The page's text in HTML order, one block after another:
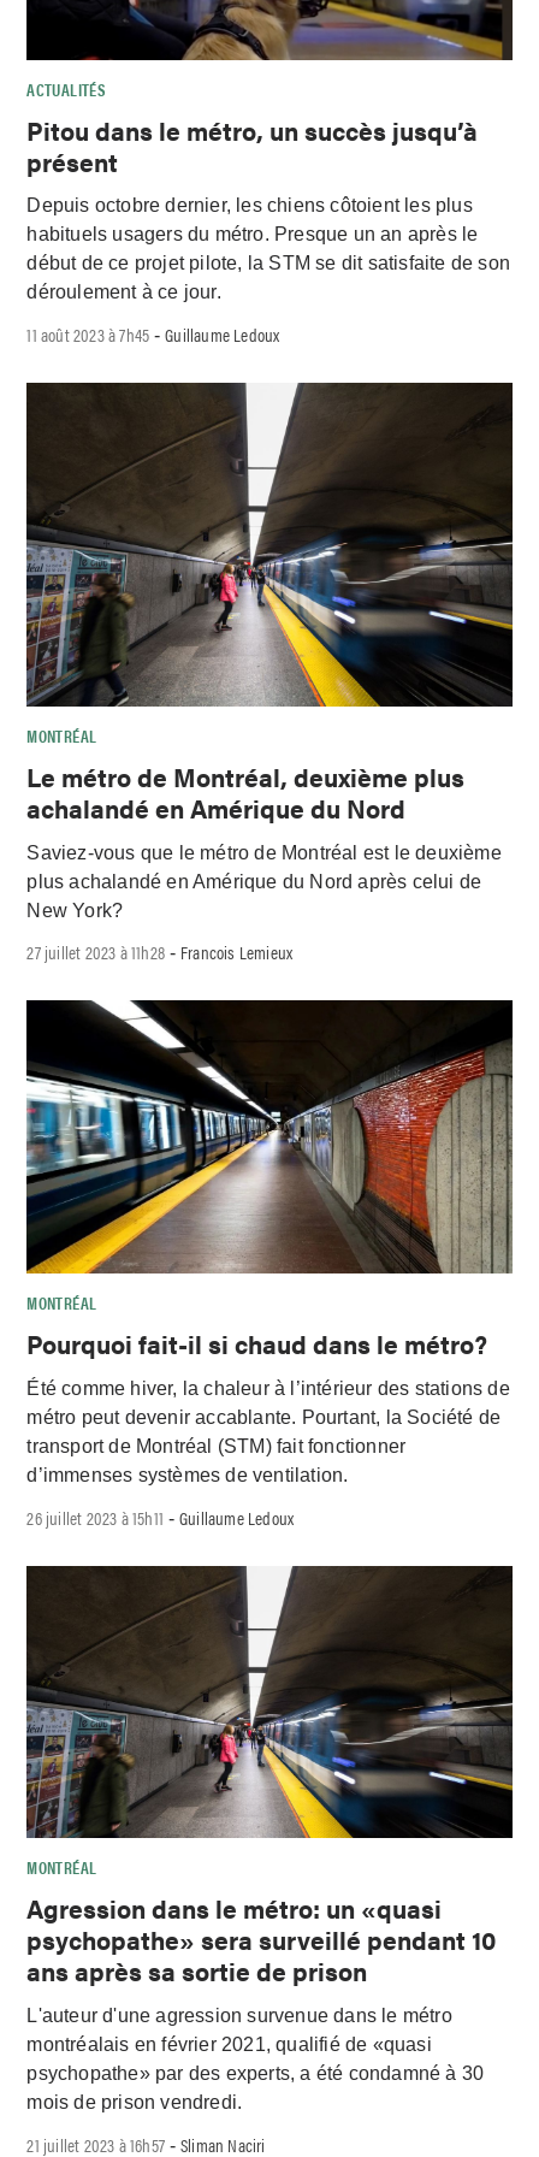
ACTUALITÉS
Pitou dans le métro, un succès jusqu’à
présent
Depuis octobre dernier, les chiens côtoient les plus
habituels usagers du métro. Presque un an après le
début de ce projet pilote, la STM se dit satisfaite de son
déroulement à ce jour.
11 août 2023 à 7h45 -Guillaume Ledoux
MONTRÉAL
Le métro de Montréal, deuxième plus
achalandé en Amérique du Nord
Saviez-vous que le métro de Montréal est le deuxième
plus achalandé en Amérique du Nord après celui de
New York?
27 juillet 2023 à 11h28 - Francois Lemieux
MONTRÉAL
Pourquoi fait-il si chaud dans le métro?
Été comme hiver, la chaleur à l’intérieur des stations de
métro peut devenir accablante. Pourtant, la Société de
transport de Montréal (STM) fait fonctionner
d’immenses systèmes de ventilation.
26 juillet 2023 à 15h11 -Guillaume Ledoux
MONTRÉAL
Agression dans le métro: un «quasi
psychopathe» sera surveillé pendant 10
ans après sa sortie de prison
L'auteur d'une agression survenue dans le métro
montréalais en février 2021, qualifié de «quasi
psychopathe» par des experts, a été condamné à 30
mois de prison vendredi.
21 juillet 2023 à 16h57 -Sliman Naciri